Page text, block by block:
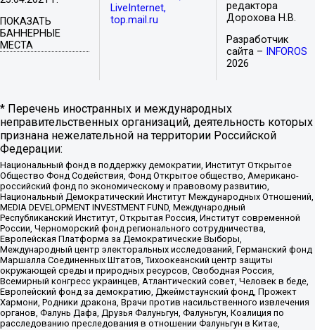
ПОКАЗАТЬ
БАННЕРНЫЕ
МЕСТА
LiveInternet,
top.mail.ru
редактора
Дорохова Н.В.
Разработчик
сайта –
INFOROS
2026
* Перечень иностранных и международных
неправительственных организаций, деятельность которых
признана нежелательной на территории Российской
Федерации:
Национальный фонд в поддержку демократии, Институт Открытое
Общество Фонд Содействия, Фонд Открытое общество, Американо-
российский фонд по экономическому и правовому развитию,
Национальный Демократический Институт Международных Отношений,
MEDIA DEVELOPMENT INVESTMENT FUND, Международный
Республиканский Институт, Открытая Россия, Институт современной
России, Черноморский фонд регионального сотрудничества,
Европейская Платформа за Демократические Выборы,
Международный центр электоральных исследований, Германский фонд
Маршалла Соединенных Штатов, Тихоокеанский центр защиты
окружающей среды и природных ресурсов, Свободная Россия,
Всемирный конгресс украинцев, Атлантический совет, Человек в беде,
Европейский фонд за демократию, Джеймстаунский фонд, Прожект
Хармони, Родники дракона, Врачи против насильственного извлечения
органов, Фалунь Дафа, Друзья Фалуньгун, Фалуньгун, Коалиция по
расследованию преследования в отношении Фалуньгун в Китае,